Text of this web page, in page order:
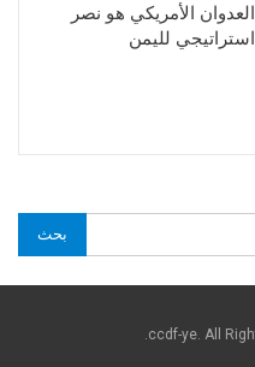
العدوان الأمريكي هو نصر
استراتيجي لليمن